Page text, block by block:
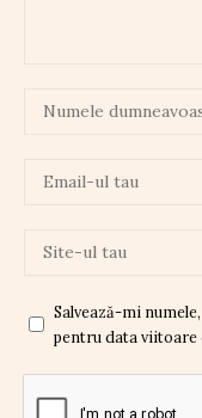
Salvează-mi
pentru data viitoare